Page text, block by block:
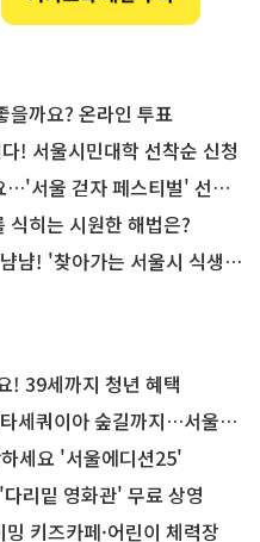
을까요? 온라인 투표
! 서울시민대학 선착순 신청
걷자 페스티벌' 선착순 5천명
식히는 시원한 해법은?
아가는 서울시 식생활 교육' 현장
! 39세까지 청년 혜택
아 숲길까지…서울둘레길 15코스
세요 '서울에디션25'
리밑 영화관' 무료 상영
키즈카페·어린이 체력장